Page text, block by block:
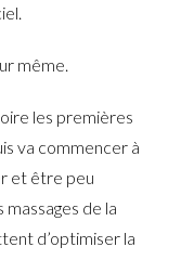
même.
les premières
va commencer à
et être peu
de la
d’optimiser la